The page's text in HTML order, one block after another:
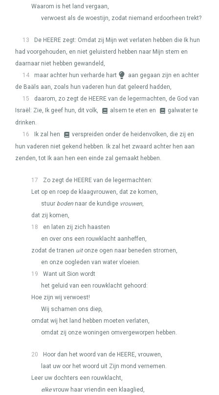
Waarom is het land vergaan,
verwoest als de woestijn, zodat niemand erdoorheen trekt?
13 De HEERE zegt: Omdat zij Mijn wet verlaten hebben die Ik hun
had voorgehouden, en niet geluisterd hebben naar Mijn stem en
daarnaar niet hebben gewandeld,
14
maar achter hun verharde hart
aan gegaan zijn en achter
de Baäls aan, zoals hun vaderen hun dat geleerd hadden,
15
daarom, zo zegt de HEERE van de legermachten, de God van
Israël: Zie, Ik geef hun, dit volk,
alsem te eten en
galwater te
drinken.
16
Ik zal hen
verspreiden onder de heidenvolken, die zij en
hun vaderen niet gekend hebben. Ik zal het zwaard achter hen aan
zenden, tot Ik aan hen een einde zal gemaakt hebben.
17 Zo zegt de HEERE van de legermachten:
Let op en roep de klaagvrouwen, dat ze komen,
stuur boden naar de kundige vrouwen,
dat zij komen,
18
en laten zij zich haasten
en over ons een rouwklacht aanheffen,
zodat de tranen uitonze ogen naar beneden stromen,
en onze oogleden van water vloeien.
19
Want uit Sion wordt
het geluid van een rouwklacht gehoord:
Hoe zijn wij verwoest!
Wij schamen ons diep,
omdat wij het land hebben moeten verlaten,
omdat zij onze woningen omvergeworpen hebben.
20 Hoor dan het woord van de HEERE, vrouwen,
laat uw oor het woord uit Zijn mond vernemen.
Leer uw dochters een rouwklacht,
elkevrouw haar vriendin een klaaglied,